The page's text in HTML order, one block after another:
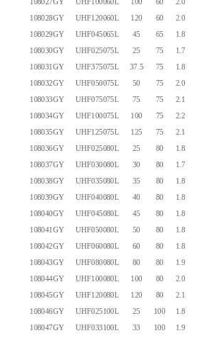
108028GY
UHF120060L 120 60
2.00
108029GY
UHF045065L 45 65
1.85
108030GY
UHF025075L 25 75
1.70
108031GY
UHF375075L 37.5 75
1.80
108032GY
UHF050075L 50 75
2.00
108033GY
UHF075075L 75 75
2.10
108034GY
UHF100075L 100 75
2.20
108035GY
UHF125075L 125 75
2.10
108036GY
UHF025080L 25 80
1.80
108037GY
UHF030080L 30 80 1.70
108038GY UHF035080L 35 80
1.80
108039GY
UHF040080L 40 80
1.80
108040GY
UHF045080L 45 80
1.80
108041GY
UHF050080L 50 80
1.80
108042GY
UHF060080L 60 80
1.80
108043GY
UHF080080L 80 80
1.90
108044GY
UHF100080L 100 80
2.00
108045GY
UHF120080L 120 80
2.10
108046GY
UHF025100L 25 100
1.85
108047GY
UHF033100L 33 100
1.90